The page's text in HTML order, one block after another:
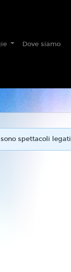
Dove siamo
spettacoli